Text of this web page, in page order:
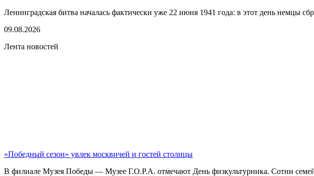
Ленинградская битва началась фактически уже 22 июня 1941 года: в этот день немцы
09.08.2026
Лента новостей
«Победный сезон» увлек москвичей и гостей столицы
В филиале Музея Победы — Музее Г.О.Р.А. отмечают День физкультурника. Сотни